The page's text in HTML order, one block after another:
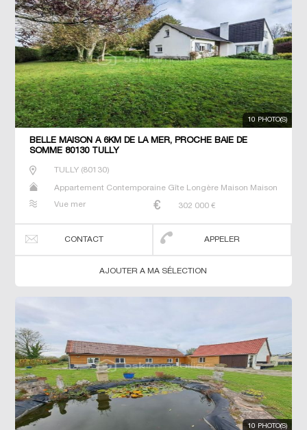
10 PHOTO(S)
BELLE MAISON À 6KM DE LA MER, PROCHE BAIE DE
SOMME 80130 TULLY
TULLY(80130)
Appartement Contemporaine Gîte Longère Maison Maison
Vue mer
302 000 €
CONTACT APPELER
AJOUTER A MA SÉLECTION
10 PHOTO(S)